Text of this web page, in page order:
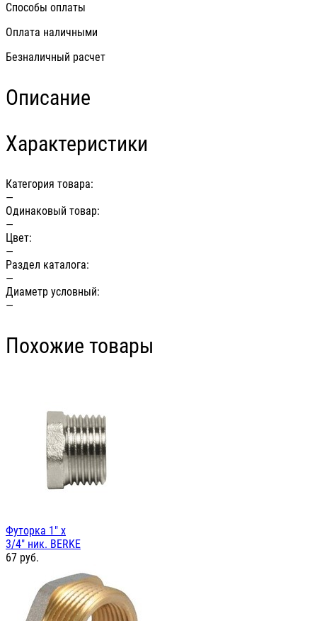
Способы оплаты
Оплата наличными
Безналичный расчет
Описание
Характеристики
Категория товара:
—
Одинаковый товар:
—
Цвет:
—
Раздел каталога:
—
Диаметр условный:
—
Похожие товары
Футорка 1" х
3/4" ник. BERKE
67 руб.